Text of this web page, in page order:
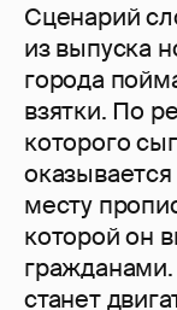
Сценарий
из выпуска
города
взятки. По
которого
месту
которой он
станет